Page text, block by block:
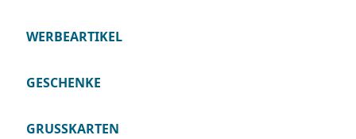
WERBEARTIKEL
GESCHENKE
GRUSSKARTEN